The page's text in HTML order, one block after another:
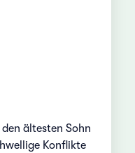
ältesten Sohn
Konflikte